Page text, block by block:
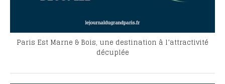
Paris Est Marne & Bois, une destination à l’attractivité
décuplée